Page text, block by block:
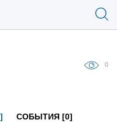
0
СОБЫТИЯ [0]